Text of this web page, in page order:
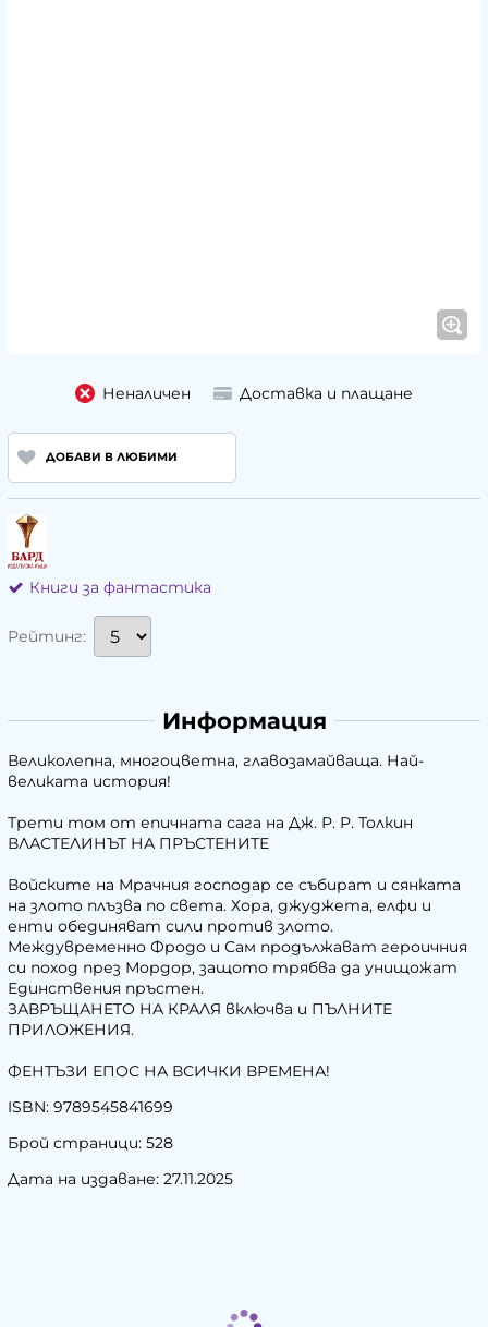
Неналичен Доставка и плащане
ДОБАВИ В ЛЮБИМИ
Книги за фантастика
Рейтинг:
Информация
Великолепна, многоцветна, главозамайваща. Най-
великата история!
Трети том от епичната сага на Дж. Р. Р. Толкин
ВЛАСТЕЛИНЪТ НА ПРЪСТЕНИТЕ
Войските на Мрачния господар се събират и сянката
на злото плъзва по света. Хора, джуджета, елфи и
енти обединяват сили против злото.
Междувременно Фродо и Сам продължават героичния
си поход през Мордор, защото трябва да унищожат
Единствения пръстен.
ЗАВРЪЩАНЕТО НА КРАЛЯ включва и ПЪЛНИТЕ
ПРИЛОЖЕНИЯ.
ФЕНТЪЗИ ЕПОС НА ВСИЧКИ ВРЕМЕНА!
ISBN: 9789545841699
Брой страници: 528
Дата на издаване: 27.11.2025